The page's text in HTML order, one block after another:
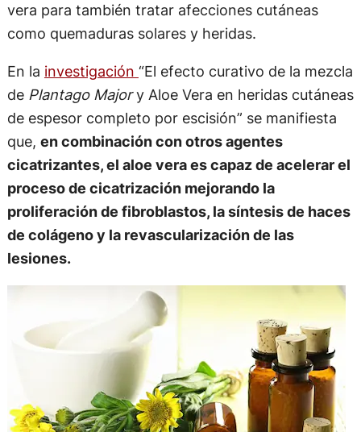
vera para también tratar afecciones cutáneas
como quemaduras solares y heridas.
En la investigación “El efecto curativo de la mezcla
dePlantago Majory Aloe Vera en heridas cutáneas
de espesor completo por escisión” se manifiesta
que, en combinación con otros agentes
cicatrizantes, el aloe vera es capaz de acelerar el
proceso de cicatrización mejorando la
proliferación de fibroblastos, la síntesis de haces
de colágeno y la revascularización de las
lesiones.